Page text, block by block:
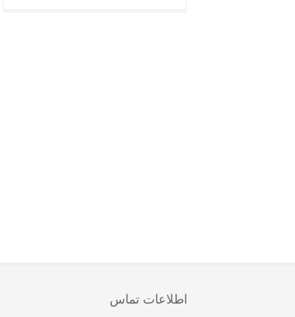
اطلاعات تماس